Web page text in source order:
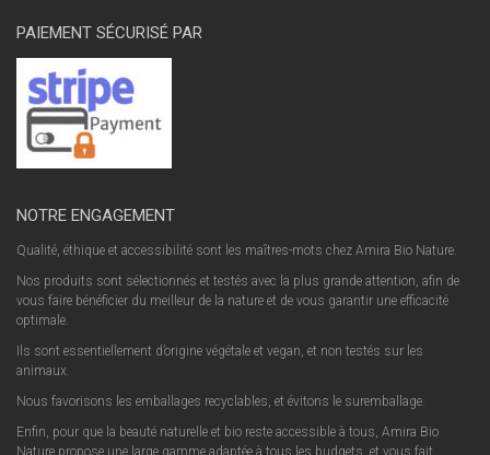
PAIEMENT SÉCURISÉ PAR
NOTRE ENGAGEMENT
Qualité, éthique et accessibilité sont les maîtres-mots chez Amira Bio Nature.
Nos produits sont sélectionnés et testés avec la plus grande attention, afin de
vous faire bénéficier du meilleur de la nature et de vous garantir une efficacité
optimale.
Ils sont essentiellement d’origine végétale et vegan, et non testés sur les
animaux.
Nous favorisons les emballages recyclables, et évitons le suremballage.
Enfin, pour que la beauté naturelle et bio reste accessible à tous, Amira Bio
Nature propose une large gamme adaptée à tous les budgets, et vous fait